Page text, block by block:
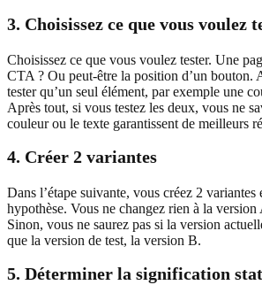
3. Choisissez ce que vous voulez
Choisissez ce que vous voulez tester. Une
CTA ? Ou peut-être la position d’un bouton.
tester qu’un seul élément, par exemple une
Après tout, si vous testez les deux, vous ne
couleur ou le texte garantissent de meilleurs
4. Créer 2 variantes
Dans l’étape suivante, vous créez 2
hypothèse. Vous ne changez rien à la
Sinon, vous ne saurez pas si la version
que la version de test, la version B.
5. Déterminer la signification